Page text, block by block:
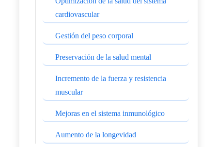
cardiovascular
Gestión del peso corporal
Preservación de la salud mental
Incremento de la fuerza y resistencia
muscular
Mejoras en el sistema inmunológico
Aumento de la longevidad